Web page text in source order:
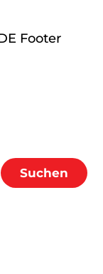
Footer
Suchen